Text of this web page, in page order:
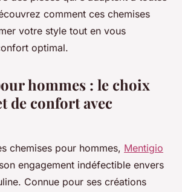
comment ces chemises
votre style tout en vous
optimal.
hommes : le choix
de confort avec
chemises pour hommes, Mentigio
engagement indéfectible envers
Connue pour ses créations